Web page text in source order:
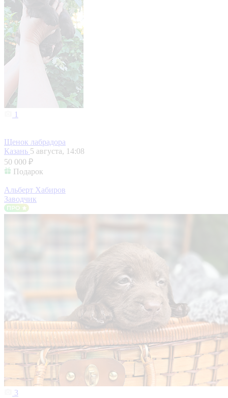
1
Щенок лабрадора
Казань 5 августа, 14:08
50 000 ₽
Подарок
Альберт Хабиров
Заводчик
3